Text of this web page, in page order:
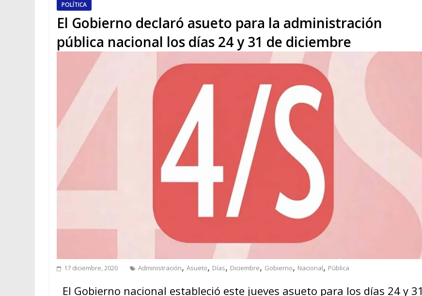
POLÍTICA
El Gobierno declaró asueto para la administración
pública nacional los días 24 y 31 de diciembre
17 diciembre, 2020 Administración, Asueto, Días, Diciembre, Gobierno, Nacional, Pública
El Gobierno nacional estableció este jueves asueto para los días 24 y 31